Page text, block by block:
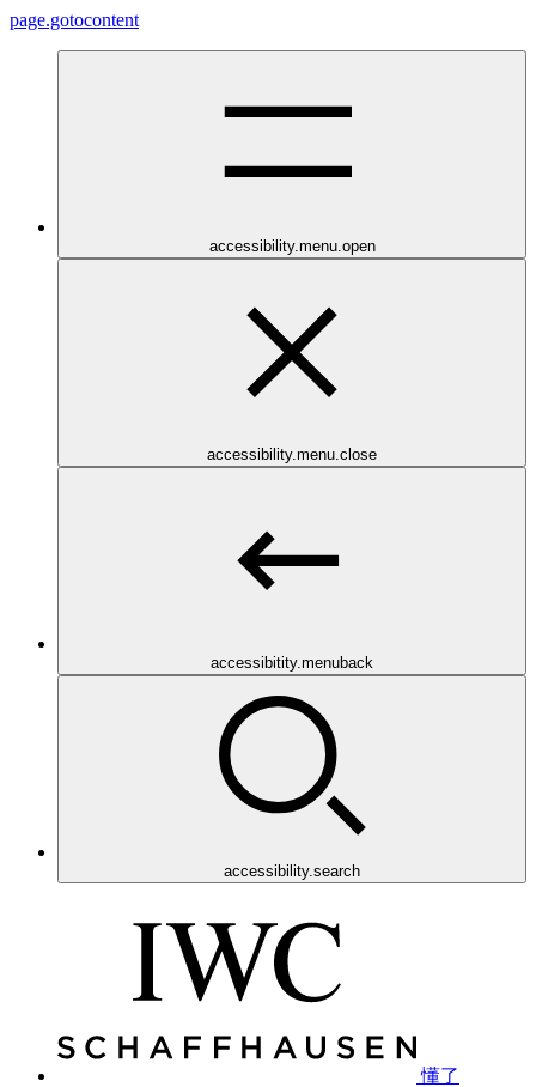
page.gotocontent
accessibility.menu.open
accessibility.menu.close
accessibitity.menuback
accessibility.search
懂了